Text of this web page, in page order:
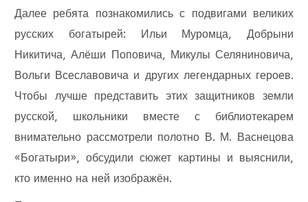
Далее ребята познакомились с подвигами великих
русских богатырей: Ильи Муромца, Добрыни
Никитича, Алёши Поповича, Микулы Селяниновича,
Вольги Всеславовича и других легендарных героев.
Чтобы лучше представить этих защитников земли
русской, школьники вместе с библиотекарем
внимательно рассмотрели полотно В. М. Васнецова
«Богатыри», обсудили сюжет картины и выяснили,
кто именно на ней изображён.